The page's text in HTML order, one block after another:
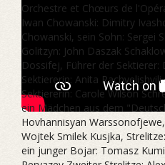
Orchestre et Chœurs de
Iwan Chowanski: Dimitry
Chowanski, sein Sohn: Sergei
Golitzyn: John Daszak
Dossifej, Führer der
Sektiererin: Anita
Sektiererin: Carole Wilson
ein Mädchen aus dem
Hovhannisyan
Wojtek Smilek Kusjka,
ein junger Bojar: Tomasz